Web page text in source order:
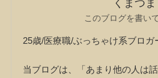
くまつま
このブログを書い
25歳/医療職/ぶっちゃけ系ブロガ
当ブログは、「あまり他の人は